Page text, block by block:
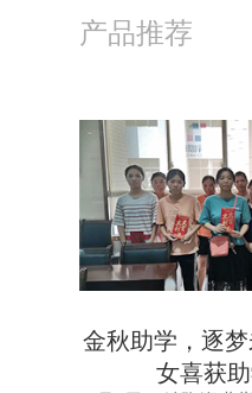
产品推荐
金秋助学，逐
女喜获